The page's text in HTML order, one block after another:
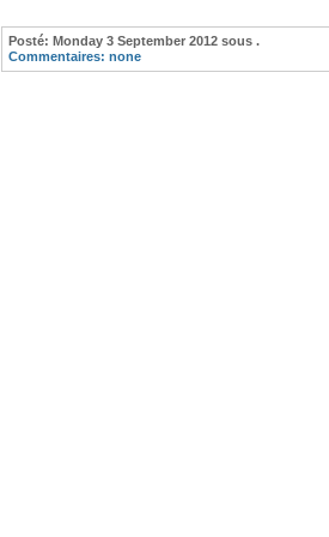
Posté: Monday 3 September 2012 sous .
Commentaires: none